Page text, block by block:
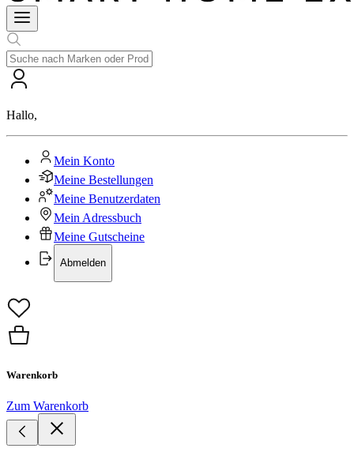
Hallo,
Mein Konto
Meine Bestellungen
Meine Benutzerdaten
Mein Adressbuch
Meine Gutscheine
Abmelden
Warenkorb
Zum Warenkorb